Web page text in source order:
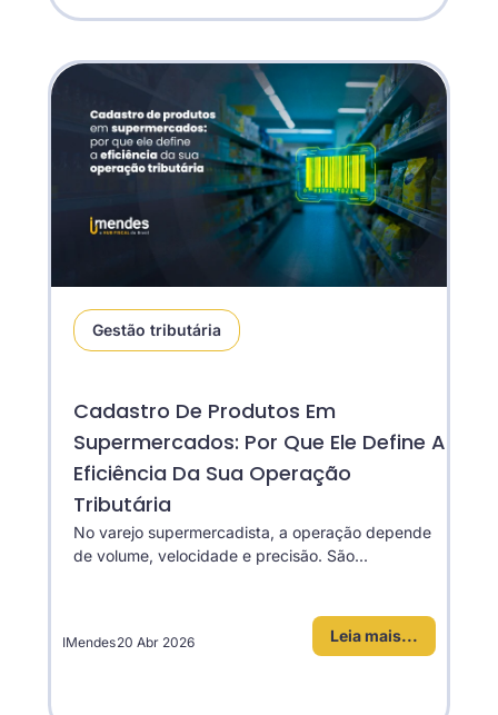
Gestão tributária
Cadastro De Produtos Em
Supermercados: Por Que Ele Define A
Eficiência Da Sua Operação
Tributária
No varejo supermercadista, a operação depende
de volume, velocidade e precisão. São...
Leia mais...
IMendes20 Abr 2026